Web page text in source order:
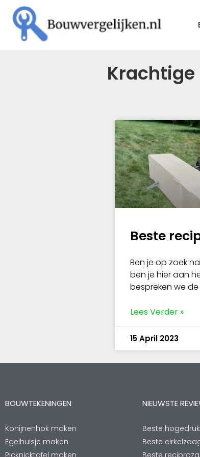
Beste
Ben je op zoek
ben je hier aan
bespreken we
Lees Verder »
15 April 2023
BOUWTEKENINGEN
Konijnenhok maken
Egelhuisje maken
Picknicktafel maken
NIEUWSTE
Beste
Beste
Beste